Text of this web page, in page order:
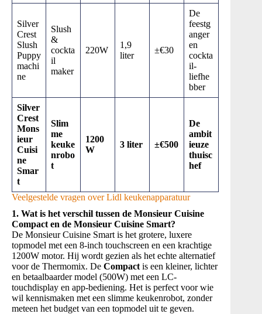
Silver
Crest
Slush
Puppy
machi
ne
Slush
&
cockta
il
maker
220W
1,9
liter
±€30
De
feestg
anger
en
cockta
il-
liefhe
bber
Silver
Crest
Mons
ieur
Cuisi
ne
Smar
t
Slim
me
keuke
nrobo
t
1200
W
3 liter ±€500
De
ambit
ieuze
thuisc
hef
Veelgestelde vragen over Lidl keukenapparatuur
1. Wat is het verschil tussen de Monsieur Cuisine
Compact en de Monsieur Cuisine Smart?
De Monsieur Cuisine Smart is het grotere, luxere
topmodel met een 8-inch touchscreen en een krachtige
1200W motor. Hij wordt gezien als het echte alternatief
voor de Thermomix. De Compact is een kleiner, lichter
en betaalbaarder model (500W) met een LC-
touchdisplay en app-bediening. Het is perfect voor wie
wil kennismaken met een slimme keukenrobot, zonder
meteen het budget van een topmodel uit te geven.